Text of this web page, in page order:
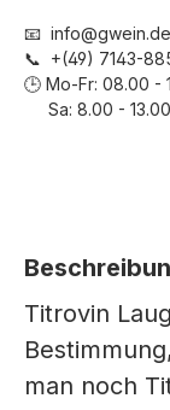
📧 info@gwein.de
📞 +(49) 7143-
🕒 Mo-Fr: 08.00 -
Sa: 8.00 -
Titrovin
man noch